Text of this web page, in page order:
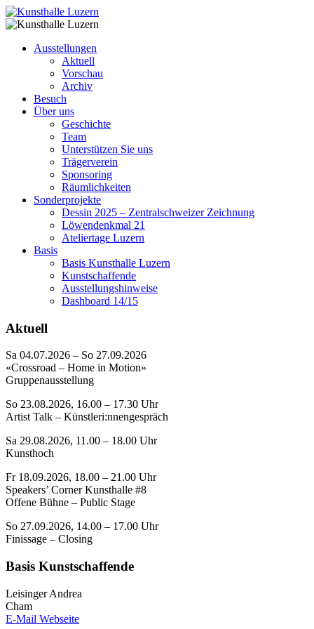
Ausstellungen
Aktuell
Vorschau
Archiv
Besuch
Über uns
Geschichte
Team
Unterstützen Sie uns
Trägerverein
Sponsoring
Räumlichkeiten
Sonderprojekte
Dessin 2025 – Zentralschweizer Zeichnung
Löwendenkmal 21
Ateliertage Luzern
Basis
Basis Kunsthalle Luzern
Kunstschaffende
Ausstellungshinweise
Dashboard 14/15
Aktuell
Sa 04.07.2026 – So 27.09.2026
«Crossroad – Home in Motion»
Gruppenausstellung
So 23.08.2026, 16.00 – 17.30 Uhr
Artist Talk – Künstleri:nnengespräch
Sa 29.08.2026, 11.00 – 18.00 Uhr
Kunsthoch
Fr 18.09.2026, 18.00 – 21.00 Uhr
Speakers’ Corner Kunsthalle #8
Offene Bühne – Public Stage
So 27.09.2026, 14.00 – 17.00 Uhr
Finissage – Closing
Basis Kunstschaffende
Leisinger Andrea
Cham
E-Mail Webseite